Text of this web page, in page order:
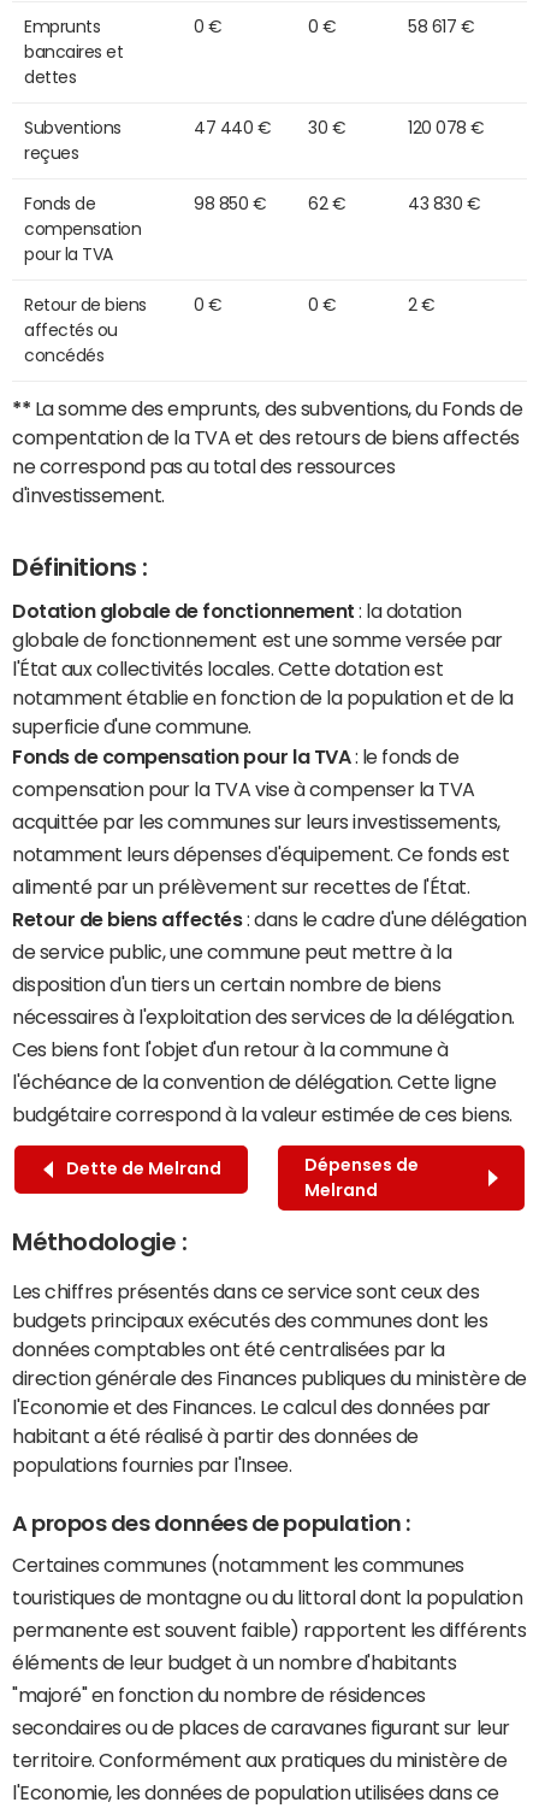
Emprunts
bancaires et
dettes
0 € 0 € 58 617 €
Subventions
reçues
47 440 € 30 € 120 078 €
Fonds de
compensation
pour la TVA
98 850 € 62 € 43 830 €
Retour de biens
affectés ou
concédés
0 € 0 € 2 €
** La somme des emprunts, des subventions, du Fonds de
compentation de la TVA et des retours de biens affectés
ne correspond pas au total des ressources
d'investissement.
Définitions :
Dotation globale de fonctionnement : la dotation
globale de fonctionnement est une somme versée par
l'État aux collectivités locales. Cette dotation est
notamment établie en fonction de la population et de la
superficie d'une commune.
Fonds de compensation pour la TVA: le fonds de
compensation pour la TVA vise à compenser la TVA
acquittée par les communes sur leurs investissements,
notamment leurs dépenses d'équipement. Ce fonds est
alimenté par un prélèvement sur recettes de l'État.
Retour de biens affectés: dans le cadre d'une délégation
de service public, une commune peut mettre à la
disposition d'un tiers un certain nombre de biens
nécessaires à l'exploitation des services de la délégation.
Ces biens font l'objet d'un retour à la commune à
l'échéance de la convention de délégation. Cette ligne
budgétaire correspond à la valeur estimée de ces biens.
Dette de Melrand
Dépenses de
Melrand
Méthodologie :
Les chiffres présentés dans ce service sont ceux des
budgets principaux exécutés des communes dont les
données comptables ont été centralisées par la
direction générale des Finances publiques du ministère de
l'Economie et des Finances. Le calcul des données par
habitant a été réalisé à partir des données de
populations fournies par l'Insee.
A propos des données de population :
Certaines communes (notamment les communes
touristiques de montagne ou du littoral dont la population
permanente est souvent faible) rapportent les différents
éléments de leur budget à un nombre d'habitants
"majoré" en fonction du nombre de résidences
secondaires ou de places de caravanes figurant sur leur
territoire. Conformément aux pratiques du ministère de
l'Economie, les données de population utilisées dans ce